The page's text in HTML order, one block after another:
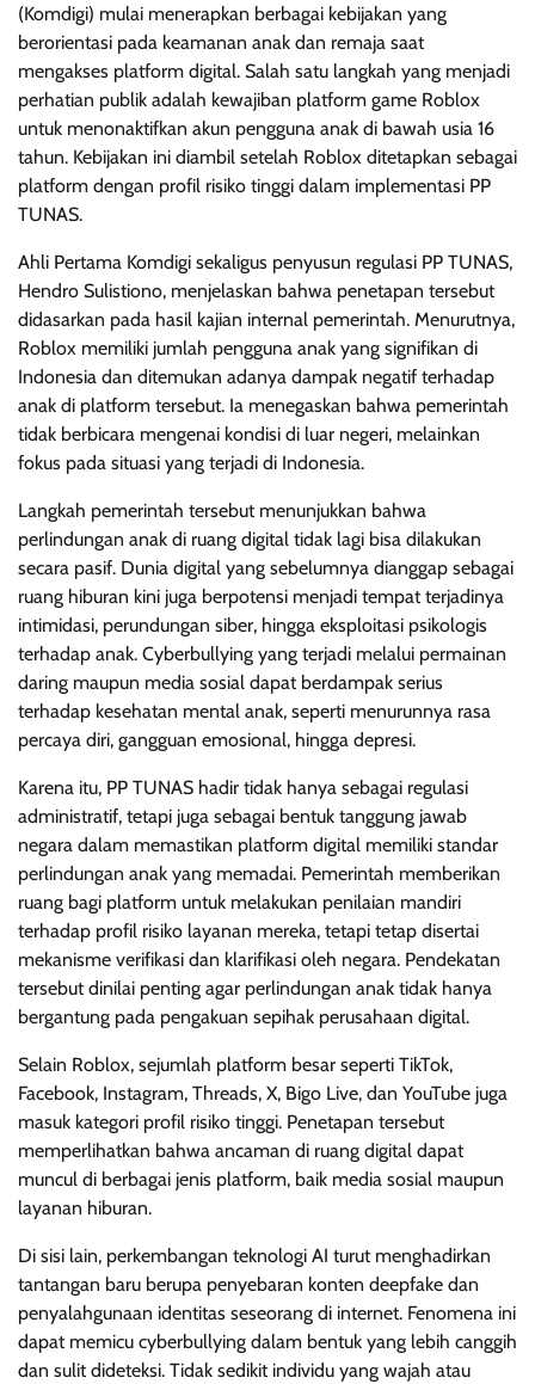
(Komdigi) mulai menerapkan berbagai kebijakan yang
berorientasi pada keamanan anak dan remaja saat
mengakses platform digital. Salah satu langkah yang menjadi
perhatian publik adalah kewajiban platform game Roblox
untuk menonaktifkan akun pengguna anak di bawah usia 16
tahun. Kebijakan ini diambil setelah Roblox ditetapkan sebagai
platform dengan profil risiko tinggi dalam implementasi PP
TUNAS.
Ahli Pertama Komdigi sekaligus penyusun regulasi PP TUNAS,
Hendro Sulistiono, menjelaskan bahwa penetapan tersebut
didasarkan pada hasil kajian internal pemerintah. Menurutnya,
Roblox memiliki jumlah pengguna anak yang signifikan di
Indonesia dan ditemukan adanya dampak negatif terhadap
anak di platform tersebut. Ia menegaskan bahwa pemerintah
tidak berbicara mengenai kondisi di luar negeri, melainkan
fokus pada situasi yang terjadi di Indonesia.
Langkah pemerintah tersebut menunjukkan bahwa
perlindungan anak di ruang digital tidak lagi bisa dilakukan
secara pasif. Dunia digital yang sebelumnya dianggap sebagai
ruang hiburan kini juga berpotensi menjadi tempat terjadinya
intimidasi, perundungan siber, hingga eksploitasi psikologis
terhadap anak. Cyberbullying yang terjadi melalui permainan
daring maupun media sosial dapat berdampak serius
terhadap kesehatan mental anak, seperti menurunnya rasa
percaya diri, gangguan emosional, hingga depresi.
Karena itu, PP TUNAS hadir tidak hanya sebagai regulasi
administratif, tetapi juga sebagai bentuk tanggung jawab
negara dalam memastikan platform digital memiliki standar
perlindungan anak yang memadai. Pemerintah memberikan
ruang bagi platform untuk melakukan penilaian mandiri
terhadap profil risiko layanan mereka, tetapi tetap disertai
mekanisme verifikasi dan klarifikasi oleh negara. Pendekatan
tersebut dinilai penting agar perlindungan anak tidak hanya
bergantung pada pengakuan sepihak perusahaan digital.
Selain Roblox, sejumlah platform besar seperti TikTok,
Facebook, Instagram, Threads, X, Bigo Live, dan YouTube juga
masuk kategori profil risiko tinggi. Penetapan tersebut
memperlihatkan bahwa ancaman di ruang digital dapat
muncul di berbagai jenis platform, baik media sosial maupun
layanan hiburan.
Di sisi lain, perkembangan teknologi AI turut menghadirkan
tantangan baru berupa penyebaran konten deepfake dan
penyalahgunaan identitas seseorang di internet. Fenomena ini
dapat memicu cyberbullying dalam bentuk yang lebih canggih
dan sulit dideteksi. Tidak sedikit individu yang wajah atau